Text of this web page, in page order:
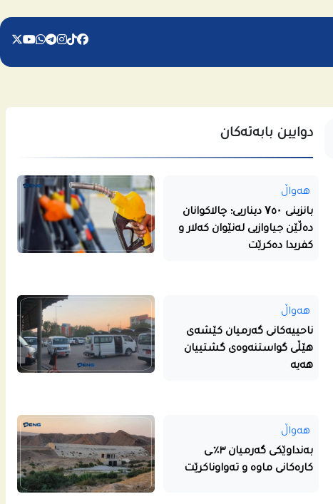
دوایین بابەتەکان
هەواڵ
بانزینی ۷٥۰ دیناریی؛ چالاکوانان
دەڵێن جیاوازیی لەنێوان کەلار و
کفریدا دەکرێت
هەواڵ
ناحییه‌كانى گه‌رمیان كێشه‌ى
هێڵى گواستنه‌وه‌ى گشتییان
هه‌یه‌
هەواڵ
بەنداوێکی گەرمیان ٣٪ـی
کارەکانی ماوە و تەواوناکرێت